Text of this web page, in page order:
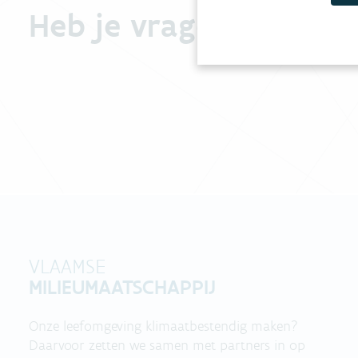
Heb je vragen?
VLAAMSE
MILIEUMAATSCHAPPIJ
Onze leefomgeving klimaatbestendig maken?
Daarvoor zetten we samen met partners in op